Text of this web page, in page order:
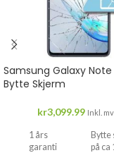
Samsung Galaxy Note
Bytte Skjerm
kr3,099.99 Inkl.
1 års
garanti
Bytte
på ca